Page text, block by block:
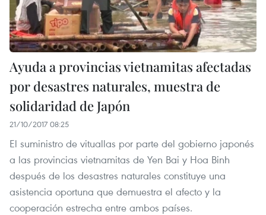
Ayuda a provincias vietnamitas afectadas
por desastres naturales, muestra de
solidaridad de Japón
21/10/2017 08:25
El suministro de vituallas por parte del gobierno japonés
a las provincias vietnamitas de Yen Bai y Hoa Binh
después de los desastres naturales constituye una
asistencia oportuna que demuestra el afecto y la
cooperación estrecha entre ambos países.